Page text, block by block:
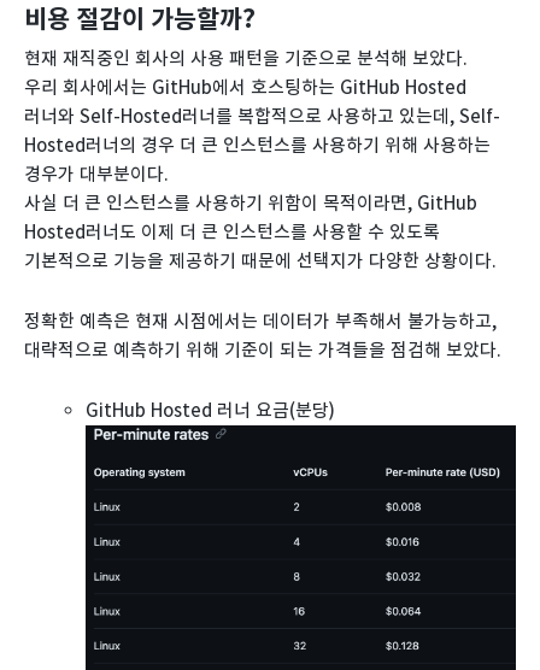
비용 절감이 가능할까?
현재 재직중인 회사의 사용 패턴을 기준으로 분석해 보았다.
우리 회사에서는 GitHub에서 호스팅하는 GitHub Hosted
러너와 Self-Hosted러너를 복합적으로 사용하고 있는데, Self-
Hosted러너의 경우 더 큰 인스턴스를 사용하기 위해 사용하는
경우가 대부분이다.
사실 더 큰 인스턴스를 사용하기 위함이 목적이라면, GitHub
Hosted러너도 이제 더 큰 인스턴스를 사용할 수 있도록
기본적으로 기능을 제공하기 때문에 선택지가 다양한 상황이다.
정확한 예측은 현재 시점에서는 데이터가 부족해서 불가능하고,
대략적으로 예측하기 위해 기준이 되는 가격들을 점검해 보았다.
GitHub Hosted 러너 요금(분당)